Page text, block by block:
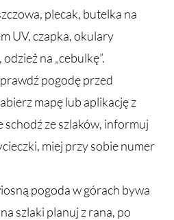
plecak, butelka na
UV, czapka, okulary
na „cebulkę”.
pogodę przed
mapę lub aplikację z
schodź ze szlaków, informuj
miej przy sobie numer
pogoda w górach bywa
szlaki planuj z rana, po